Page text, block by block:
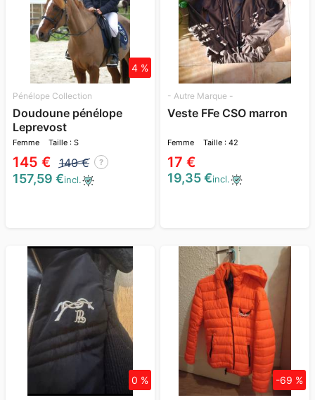
Pénélope Collection
Doudoune pénélope
Leprevost
Femme Taille : S
145 € 140 € ?
4 %
157,59 €incl.
- Autre Marque -
Veste FFe CSO marron
Femme Taille : 42
17 €
19,35 €incl.
0 % -69 %